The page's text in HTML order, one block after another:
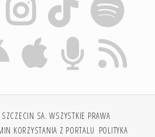
SA. WSZYSTKIE PRAWA
KORZYSTANIA Z PORTALU POLITYKA